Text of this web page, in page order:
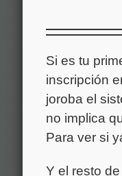
Si es tu
inscripción
joroba el
no implica
Para ver si
Y el resto